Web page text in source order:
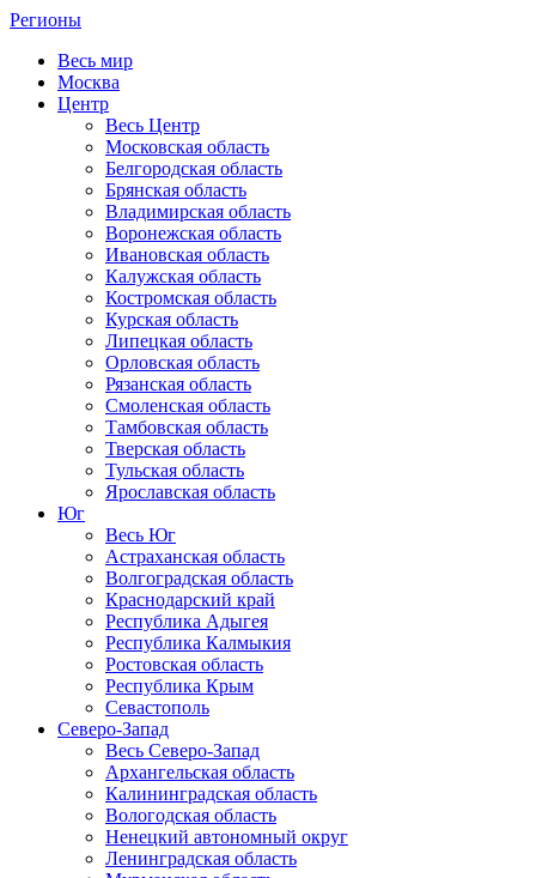
Регионы
Весь мир
Москва
Центр
Весь Центр
Московская область
Белгородская область
Брянская область
Владимирская область
Воронежская область
Ивановская область
Калужская область
Костромская область
Курская область
Липецкая область
Орловская область
Рязанская область
Смоленская область
Тамбовская область
Тверская область
Тульская область
Ярославская область
Юг
Весь Юг
Астраханская область
Волгоградская область
Краснодарский край
Республика Адыгея
Республика Калмыкия
Ростовская область
Республика Крым
Севастополь
Северо-Запад
Весь Северо-Запад
Архангельская область
Калининградская область
Вологодская область
Ненецкий автономный округ
Ленинградская область